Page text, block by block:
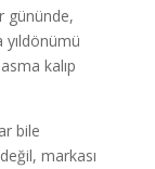
gününde,
kalıp
bile
markası